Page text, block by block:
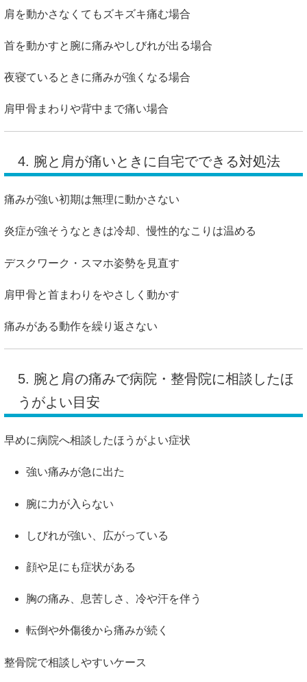
肩を動かさなくてもズキズキ痛む場合
首を動かすと腕に痛みやしびれが出る場合
夜寝ているときに痛みが強くなる場合
肩甲骨まわりや背中まで痛い場合
4. 腕と肩が痛いときに自宅でできる対処法
痛みが強い初期は無理に動かさない
炎症が強そうなときは冷却、慢性的なこりは温める
デスクワーク・スマホ姿勢を見直す
肩甲骨と首まわりをやさしく動かす
痛みがある動作を繰り返さない
5. 腕と肩の痛みで病院・整骨院に相談したほ
うがよい目安
早めに病院へ相談したほうがよい症状
強い痛みが急に出た
腕に力が入らない
しびれが強い、広がっている
顔や足にも症状がある
胸の痛み、息苦しさ、冷や汗を伴う
転倒や外傷後から痛みが続く
整骨院で相談しやすいケース